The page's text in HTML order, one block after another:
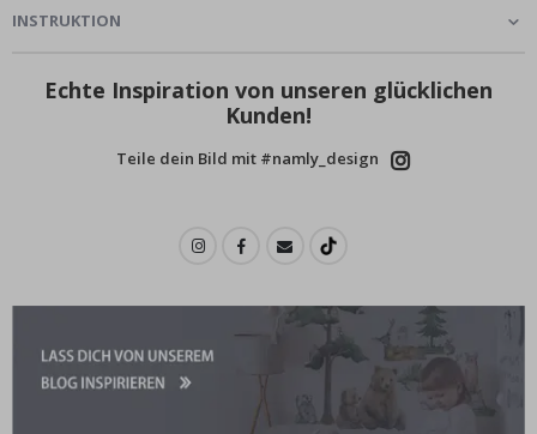
INSTRUKTION
Echte Inspiration von unseren glücklichen
Kunden!
Teile dein Bild mit #namly_design